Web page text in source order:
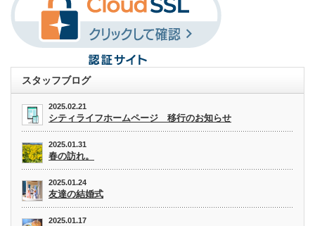
スタッフブログ
2025.02.21
シティライフホームページ 移行のお知らせ
2025.01.31
春の訪れ。
2025.01.24
友達の結婚式
2025.01.17